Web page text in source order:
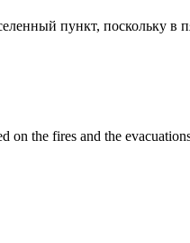
пункт, поскольку в
on the fires and the